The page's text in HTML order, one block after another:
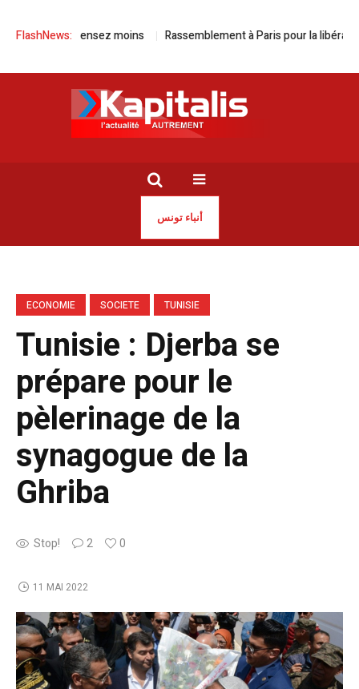
FlashNews:
dépensez moins Rassemblement à Paris pour la libération de
أنباء تونس
ECONOMIE SOCIETE TUNISIE
Tunisie : Djerba se
prépare pour le
pèlerinage de la
synagogue de la
Ghriba
Stop! 2 0
11 MAI 2022